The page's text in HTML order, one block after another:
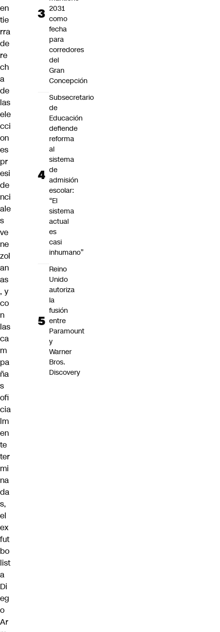
en
tie
rra
de
re
ch
a
de
las
ele
cci
on
es
pr
esi
de
nci
ale
s
ve
ne
zol
an
as
, y
co
n
las
ca
m
pa
ña
s
ofi
cia
lm
en
te
ter
mi
na
da
s,
el
ex
fut
bo
list
a
Di
eg
o
Ar
2031
como
fecha
para
corredores
del
Gran
Concepción
Subsecretario
de
Educación
defiende
reforma
al
sistema
de
admisión
escolar:
“El
sistema
actual
es
casi
inhumano”
Reino
Unido
autoriza
la
fusión
entre
Paramount
y
Warner
Bros.
Discovery